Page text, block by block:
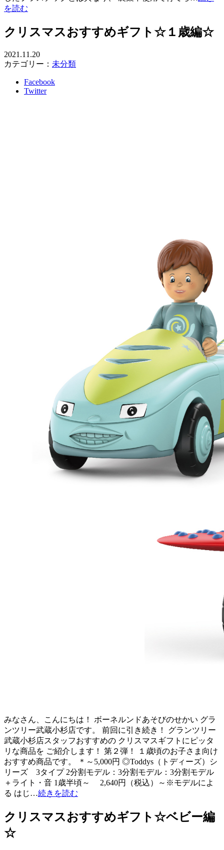
を読む
クリスマスおすすめギフト☆１歳編☆
2021.11.20
カテゴリー： 未分類
Facebook
Twitter
みなさん、こんにちは！ ボーネルンドあそびのせかい グラ
ンツリー武蔵小杉店です。 前回に引き続き！ グランツリー
武蔵小杉店スタッフおすすめの クリスマスギフトにピッタ
リな商品を ご紹介します！ 第２弾！ １歳頃のお子さま向け
おすすめ商品です。 ＊～5,000円 ◎Toddys（トディーズ）シ
リーズ 3タイプ 2分割モデル：3分割モデル：3分割モデル
＋ライト・音 1歳半頃～ 2,640円（税込）～※モデルによ
る はじ…続きを読む
クリスマスおすすめギフト☆ベビー編
☆